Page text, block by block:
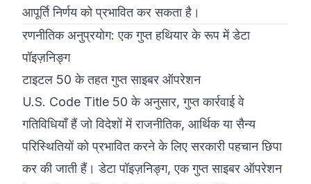
आपूर्ति निर्णय को प्रभावित कर सकता है।
रणनीतिक अनुप्रयोग: एक गुप्त हथियार के रूप में डेटा
पॉइज़निङ्ग
टाइटल 50 के तहत गुप्त साइबर ऑपरेशन
U.S. Code Title 50 के अनुसार, गुप्त कार्रवाई वे
गतिविधियाँ हैं जो विदेशों में राजनीतिक, आर्थिक या सैन्य
परिस्थितियों को प्रभावित करने के लिए सरकारी पहचान छिपा
कर की जाती हैं। डेटा पॉइज़निङ्ग, एक गुप्त साइबर ऑपरेशन